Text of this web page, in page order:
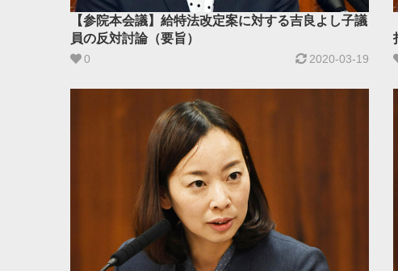
【参院本会議】給特法改定案に対する吉良よし子議
員の反対討論（要旨）
0 2020-03-19